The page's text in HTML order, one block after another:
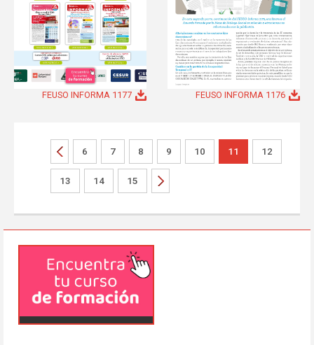
FEUSO INFORMA 1177 FEUSO INFORMA 1176
6 7 8 9 10 11 12
13 14 15